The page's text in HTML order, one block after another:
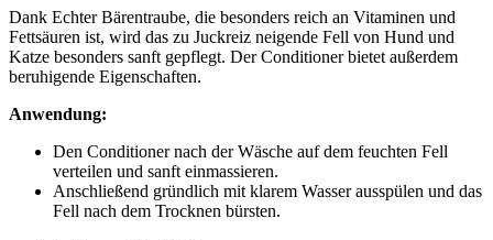
Dank Echter Bärentraube, die besonders reich an Vitaminen und
Fettsäuren ist, wird das zu Juckreiz neigende Fell von Hund und
Katze besonders sanft gepflegt. Der Conditioner bietet außerdem
beruhigende Eigenschaften.
Anwendung:
Den Conditioner nach der Wäsche auf dem feuchten Fell
verteilen und sanft einmassieren.
Anschließend gründlich mit klarem Wasser ausspülen und das
Fell nach dem Trocknen bürsten.